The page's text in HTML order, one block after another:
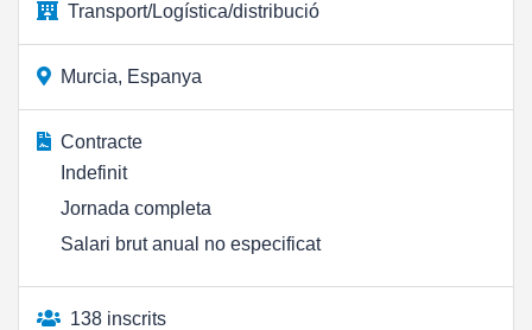
Transport/Logística/distribució
Murcia, Espanya
Contracte
Indefinit
Jornada completa
Salari brut anual no especificat
138 inscrits